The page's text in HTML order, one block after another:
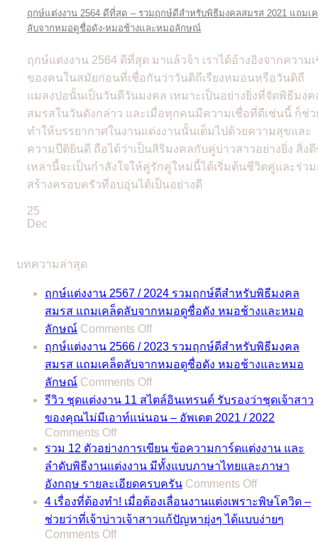
ฤกษ์แต่งงาน 2564 ดีที่สุด – รวมฤกษ์ดีสำหรับพิธีมงคลสมรส 2021 แถมเ
ลับจากหมอดูชื่อดัง-หมอช้างและหมอลักษณ์
ฤกษ์แต่งงาน 2564 ดีที่สุด มาแล้วจ้า เราได้อ้างอิงจากความ
ของคนในสมัยก่อนที่เชื่อกันว่าวันดิถีเรียงหมอนหรือวันดิถี
แมลงปอนั้นเป็นวันดีวันมงคล เหมาะเป็นอย่างยิ่งที่จัดพิธีมงค
สมรสในวันดังกล่าว และเมื่อทุกคนมีความเชื่อที่ดีเช่นนี้ ก็ช่ว
ทำให้บรรยากาศในงานแต่งงานนั้นเต็มไปด้วยความสุขและ
ความปีติยินดี ถือได้ว่าเป็นสิริมงคลกับคู่บ่าวสาวอย่างยิ่ง สิ่งดี
เหล่านี้จะเป็นกำลังใจให้คู่รักคู่ใหม่นี้ได้เริ่มต้นชีวิตคู่และร่ว
สร้างครอบครัวที่อบอุ่นได้เป็นอย่างดี
25
Dec
บทความล่าสุด
ฤกษ์แต่งงาน 2567 / 2024 รวมฤกษ์ดีสำหรับพิธีมงคล
สมรส แถมเคล็ดลับจากหมอดูชื่อดัง หมอช้างและหมอ
ลักษณ์ Comments Offon
ฤกษ์
แต่งงาน
2567
2024
รวม
ดี
สำหรับ
พิธี
มงคล
สมรส
ฤกษ์แต่งงาน 2566 / 2023 รวมฤกษ์ดีสำหรับพิธีมงคล
สมรส แถมเคล็ดลับจากหมอดูชื่อดัง หมอช้างและหมอ
ลักษณ์ Comments Offon
ฤกษ์
แต่งงาน
2566
/
2023
รวม
ฤกษ์
ดี
สำหรับ
รีวิว ชุดแต่งงาน 11 สไตล์อินเทรนด์ รับรองว่าชุดเจ้าสาว
ของคุณไม่มีเอาท์แน่นอน – อัพเดต 2021 / 2022
Comments Offon
รีวิว
ชุด
แต่งงาน
11
สไตล์
อิน
รวม 12 ตัวอย่างการเขียน ข้อความการ์ดแต่งงาน และ
ลำดับพิธีงานแต่งงาน มีทั้งแบบภาษาไทยและภาษา
อังกฤษ รายละเอียดครบครัน Comments Offon
รวม
12
ตัวอย่าง
4 เรื่องที่ต้องทำ! เมื่อต้องเลื่อนงานแต่งเพราะพิษโควิด –
ช่วยว่าที่เจ้าบ่าวเจ้าสาวแก้ปัญหายุ่งๆ ได้แบบง่ายๆ
Comments Offon